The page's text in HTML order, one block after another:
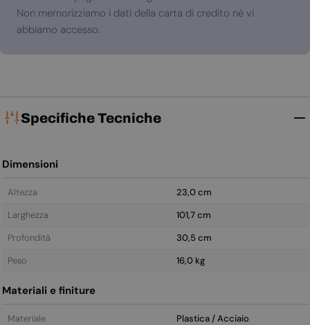
Non memorizziamo i dati della carta di credito né vi
abbiamo accesso.
Specifiche Tecniche
Dimensioni
Altezza
23,0 cm
Larghezza
101,7 cm
Profondità
30,5 cm
Peso
16,0 kg
Materiali e finiture
Materiale
Plastica / Acciaio